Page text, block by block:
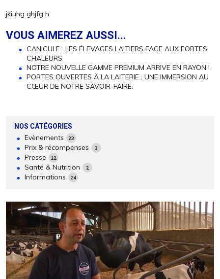
jkiuhg ghjfg h
VOUS AIMEREZ AUSSI...
CANICULE : LES ÉLEVAGES LAITIERS FACE AUX FORTES
CHALEURS
NOTRE NOUVELLE GAMME PREMIUM ARRIVE EN RAYON !
PORTES OUVERTES À LA LAITERIE : UNE IMMERSION AU
CŒUR DE NOTRE SAVOIR-FAIRE.
NOS CATÉGORIES
Evènements 23
Prix & récompenses 3
Presse 12
Santé & Nutrition 2
Informations 24